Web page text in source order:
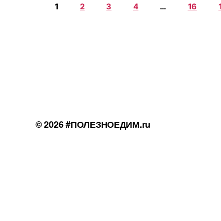
1 2 3 4 … 16
© 2026#ПОЛЕЗНОЕДИМ.ru